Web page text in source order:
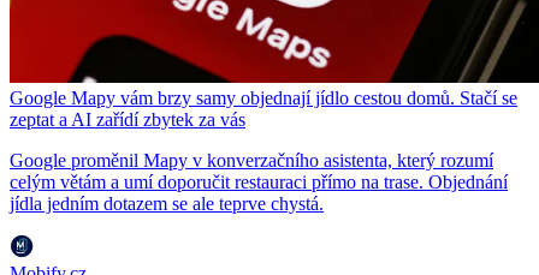
Google Mapy vám brzy samy objednají jídlo cestou domů. Stačí se
zeptat a AI zařídí zbytek za vás
Google proměnil Mapy v konverzačního asistenta, který rozumí
celým větám a umí doporučit restauraci přímo na trase. Objednání
jídla jedním dotazem se ale teprve chystá.